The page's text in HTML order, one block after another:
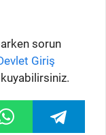
sorun
Giriş